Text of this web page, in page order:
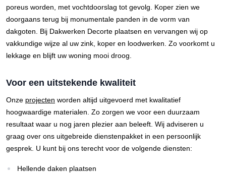
poreus worden, met vochtdoorslag tot gevolg. Koper zien we
doorgaans terug bij monumentale panden in de vorm van
dakgoten. Bij Dakwerken Decorte plaatsen en vervangen wij op
vakkundige wijze al uw zink, koper en loodwerken. Zo voorkomt u
lekkage en blijft uw woning mooi droog.
Voor een uitstekende kwaliteit
Onze projecten worden altijd uitgevoerd met kwalitatief
hoogwaardige materialen. Zo zorgen we voor een duurzaam
resultaat waar u nog jaren plezier aan beleeft. Wij adviseren u
graag over ons uitgebreide dienstenpakket in een persoonlijk
gesprek. U kunt bij ons terecht voor de volgende diensten:
Hellende daken plaatsen